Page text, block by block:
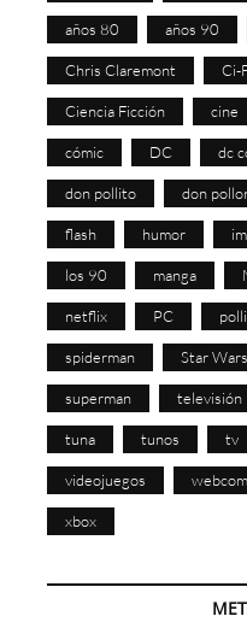
años 80 años 90
Chris Claremont Ci-
Ciencia Ficción cine
cómic DC dc
don pollito don
flash humor
los 90 manga
netflix PC
spiderman Star Wars
superman televisión
tuna tunos tv
videojuegos
xbox